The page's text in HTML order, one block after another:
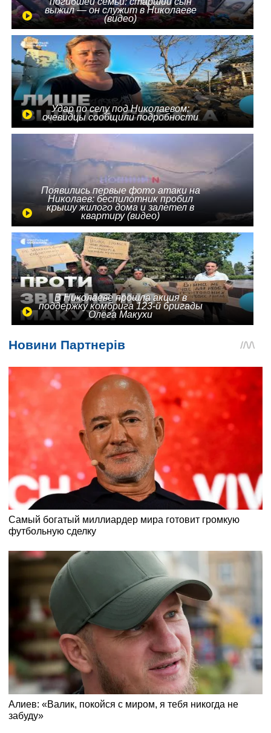
выжил — он служит в Николаеве
(видео)
Удар по селу под Николаевом:
очевидцы сообщили подробности
Появились первые фото атаки на
Николаев: беспилотник пробил
крышу жилого дома и залетел в
квартиру (видео)
В Николаеве прошла акция в
поддержку комбрига 123-й бригады
Олега Макухи